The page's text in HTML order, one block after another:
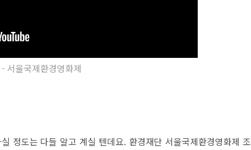
서울국제환경영화제
정도는 다들 알고 계실 텐데요. 환경재단 서울국제환경영화제 조